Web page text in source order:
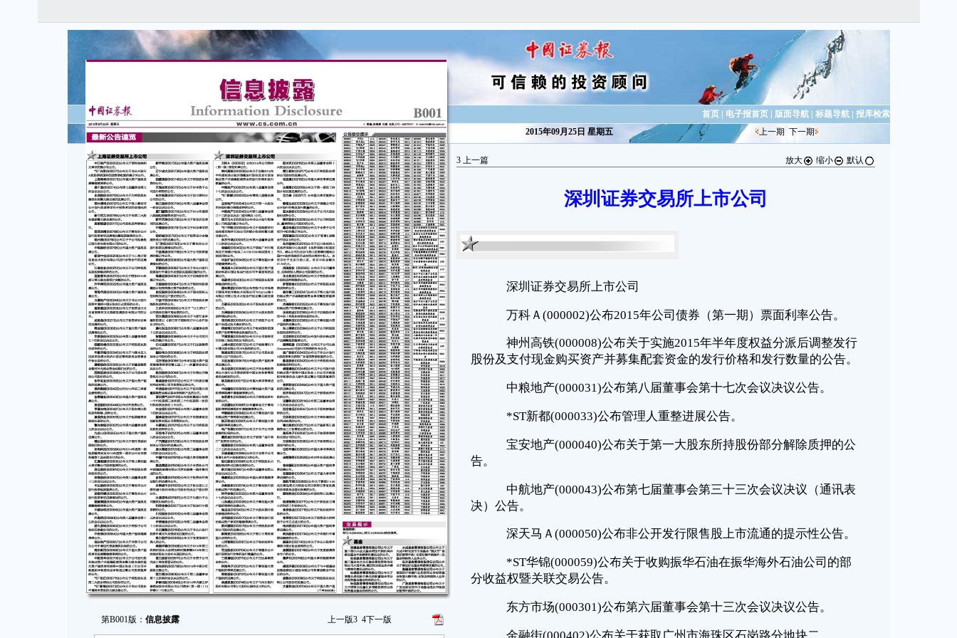
第B001版： 信息披露 上一版3 4下一版
首页| 电子报首页| 版面导航| 标题导航| 报库检索
2015年09月25日 星期五
上一期 下一期
3上一篇 放大 缩小 默认
深圳证券交易所上市公司
深圳证券交易所上市公司
万科Ａ(000002)公布2015年公司债券（第一期）票面利率公告。
神州高铁(000008)公布关于实施2015年半年度权益分派后调整发行
股份及支付现金购买资产并募集配套资金的发行价格和发行数量的公告。
中粮地产(000031)公布第八届董事会第十七次会议决议公告。
*ST新都(000033)公布管理人重整进展公告。
宝安地产(000040)公布关于第一大股东所持股份部分解除质押的公
告。
中航地产(000043)公布第七届董事会第三十三次会议决议（通讯表
决）公告。
深天马Ａ(000050)公布非公开发行限售股上市流通的提示性公告。
*ST华锦(000059)公布关于收购振华石油在振华海外石油公司的部
分收益权暨关联交易公告。
东方市场(000301)公布第六届董事会第十三次会议决议公告。
金融街(000402)公布关于获取广州市海珠区石岗路分地块二
AH051025地块国有土地使用权公告。
兴业矿业(000426)公布关于筹划重大事项继续停牌公告。
粤高速Ａ(000429)公布关于重大资产重组材料获中国证监会行政许
可申请受理的进展公告。
张家界(000430)公布关于控股股东股票解除质押的公告。
丽珠集团(000513)公布控股子公司珠海市丽珠单抗生物技术有限公
司与Epirus瑞士有限公司签订技术开发合作协议暨关联交易公告。
万家乐(000533)公布关于股东股份质押的公告。
万泽股份(000534)公布关于大股东股权质押情况的公告。
创元科技(000551)公布关于控股子公司新产品通过技术鉴定的公